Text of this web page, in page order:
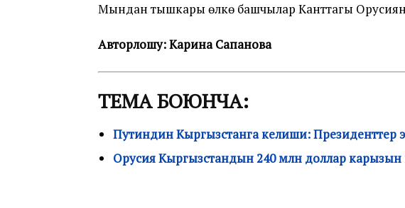
Мындан тышкары өлкө башчылар Канттагы
Авторлошу: Карина Сапанова
ТЕМА БОЮНЧА:
Путиндин Кыргызстанга келиши: Президенттер
Орусия Кыргызстандын 240 млн доллар карызын